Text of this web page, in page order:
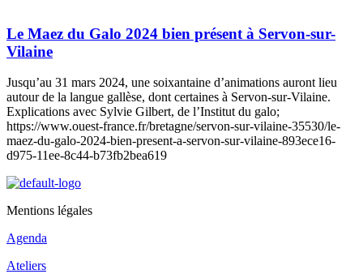
Le Maez du Galo 2024 bien présent à Servon-sur-
Vilaine
Jusqu’au 31 mars 2024, une soixantaine d’animations auront lieu
autour de la langue gallèse, dont certaines à Servon-sur-Vilaine.
Explications avec Sylvie Gilbert, de l’Institut du galo;
https://www.ouest-france.fr/bretagne/servon-sur-vilaine-35530/le-
maez-du-galo-2024-bien-present-a-servon-sur-vilaine-893ece16-
d975-11ee-8c44-b73fb2bea619
Mentions légales
Agenda
Ateliers